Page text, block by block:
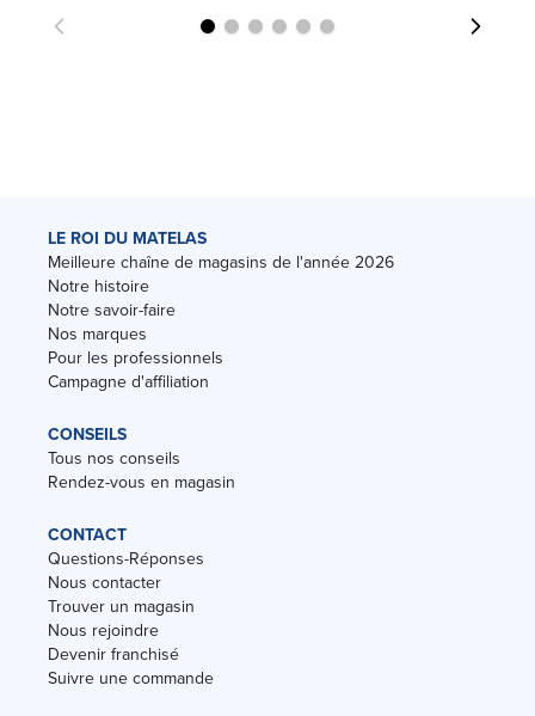
LE ROI DU MATELAS
Meilleure chaîne de magasins de l'année 2026
Notre histoire
Notre savoir-faire
Nos marques
Pour les professionnels
Campagne d'affiliation
CONSEILS
Tous nos conseils
Rendez-vous en magasin
CONTACT
Questions-Réponses
Nous contacter
Trouver un magasin
Nous rejoindre
Devenir franchisé
Suivre une commande